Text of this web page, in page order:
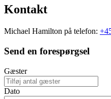
Kontakt
Michael Hamilton på telefon:
Send en forespørgsel
Gæster
Dato